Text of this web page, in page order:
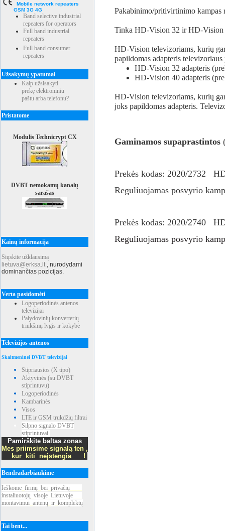
Mobile network repeaters
GSM 3G 4G
Band selective industrial
repeaters for operators
Full band industrial
repeaters
Full band consumer
repeaters
Užsakymų ypatumai
Kaip užsisakyti
prekę elektroniniu
paštu arba telefonu?
Pristatome
Modulis Technicrypt CX
DVBT nemokamų kanalų
sarašas
Kainų informacija
Siųskite užklausimą
lietuva@erksa.lt , nurodydami
dominančias pozicijas.
Verta pasidomėti
Logoperiodinės antenos
televizijai
Palydovinių konverterių
triukšmų lygis ir kokybė
Televizijos antenos
Skaitmeninei DVBT televizijai
Stipriausios (X tipo)
Aktyvinės (su DVBT
stiprintuvu)
Logoperiodinės
Kambarinės
Visos
LTE ir GSM trukdžių filtrai
Silpno signalo DVBT
stiprintuvai
Pamirškite baltas zonas
Mes priimsime signalą ten ,
kur kiti neįstengia !
Bendradarbiaukime
Ieškome firmų bei privačių
instaliuotojų visoje Lietuvoje
montavimui antenų ir komplektų
Tai bent...
Pakabinimo/pritivirtinimo kampas
Tinka HD-Vision 32 ir HD-Vision
HD-Vision televizoriams, kurių
papildomas adapteris
HD-Vision 32 adapteris
HD-Vision 40 adapteris
HD-Vision televizoriams, kurių
joks papildomas adapteris.
Gaminamos supaprastintos
Prekės kodas: 2020/2732
Reguliuojamas posvyrio
Prekės kodas: 2020/2740
Reguliuojamas posvyrio